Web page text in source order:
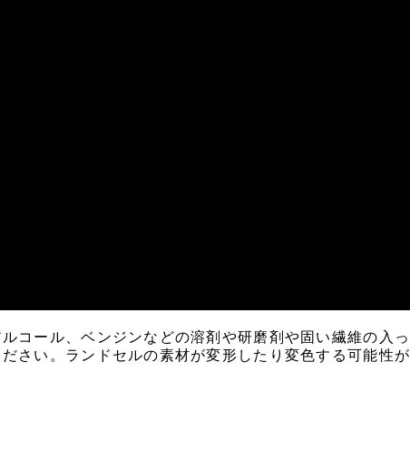
コール、ベンジンなどの溶剤や研磨剤や固い繊維の入っ
さい。ランドセルの素材が変形したり変色する可能性が